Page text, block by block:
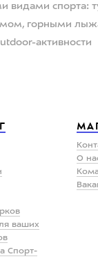
видами спорта:
горными
активности
ваших
Спорт-
О